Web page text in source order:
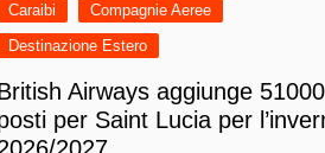
Caraibi
Compagnie Aeree
Destinazione Estero
Airways aggiunge 51000
per Saint Lucia per